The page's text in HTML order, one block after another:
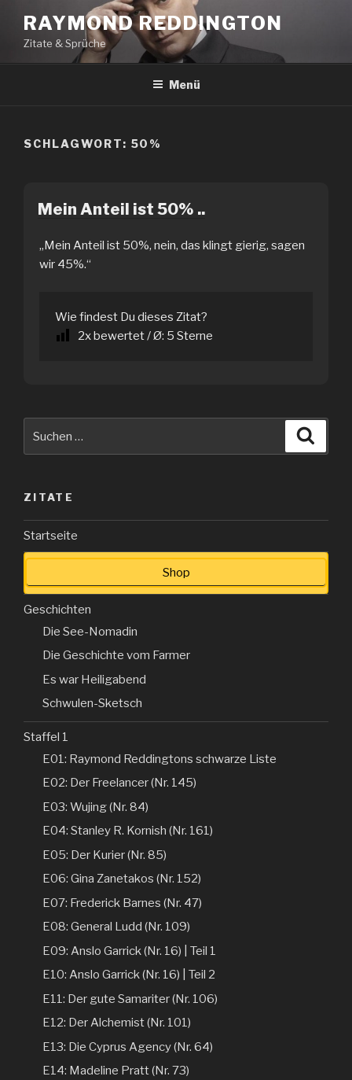
Inhalt
springen
RAYMOND REDDINGTON
Zitate & Sprüche
Menü
SCHLAGWORT: 50%
Mein Anteil ist 50% ..
„Mein Anteil ist 50%, nein, das klingt gierig, sagen
wir 45%.“
Wie findest Du dieses Zitat?
2x bewertet / Ø: 5 Sterne
nach:
ZITATE
Startseite
Shop
Geschichten
Die See-Nomadin
Die Geschichte vom Farmer
Es war Heiligabend
Schwulen-Sketsch
Staffel 1
E01: Raymond Reddingtons schwarze Liste
E02: Der Freelancer (Nr. 145)
E03: Wujing (Nr. 84)
E04: Stanley R. Kornish (Nr. 161)
E05: Der Kurier (Nr. 85)
E06: Gina Zanetakos (Nr. 152)
E07: Frederick Barnes (Nr. 47)
E08: General Ludd (Nr. 109)
E09: Anslo Garrick (Nr. 16) | Teil 1
E10: Anslo Garrick (Nr. 16) | Teil 2
E11: Der gute Samariter (Nr. 106)
E12: Der Alchemist (Nr. 101)
E13: Die Cyprus Agency (Nr. 64)
E14: Madeline Pratt (Nr. 73)